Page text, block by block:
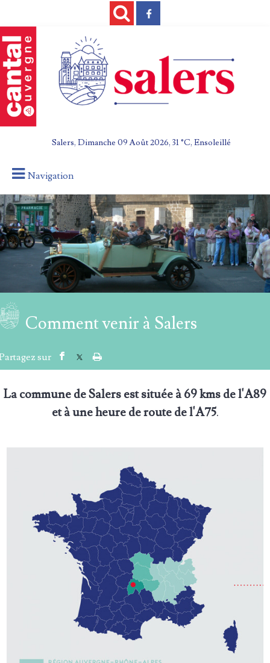
Salers, Dimanche 09 Août 2026, 31 °C, Ensoleillé
Navigation
Comment venir à Salers
La commune de Salers est située à 69 kms de l'A89
et à une heure de route de l'A75.